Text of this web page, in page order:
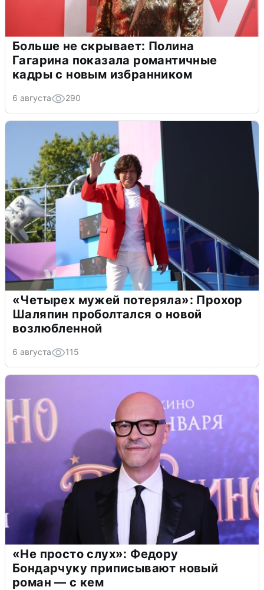
Больше не скрывает: Полина
Гагарина показала романтичные
кадры с новым избранником
6 августа 290
«Четырех мужей потеряла»: Прохор
Шаляпин проболтался о новой
возлюбленной
6 августа 115
«Не просто слух»: Федору
Бондарчуку приписывают новый
роман — с кем